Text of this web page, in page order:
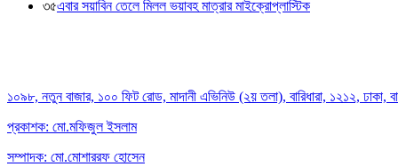
৩৫এবার সয়াবিন তেলে মিলল ভয়াবহ মাত্রার মাইক্রোপ্লাস্টিক
১০৯৮, নতুন বাজার, ১০০ ফিট রোড, মাদানী এভিনিউ (২য় তলা), বারিধারা, ১২১২, ঢাকা,
প্রকাশক: মো.মফিজুল ইসলাম
সম্পাদক: মো.মোশাররফ হোসেন